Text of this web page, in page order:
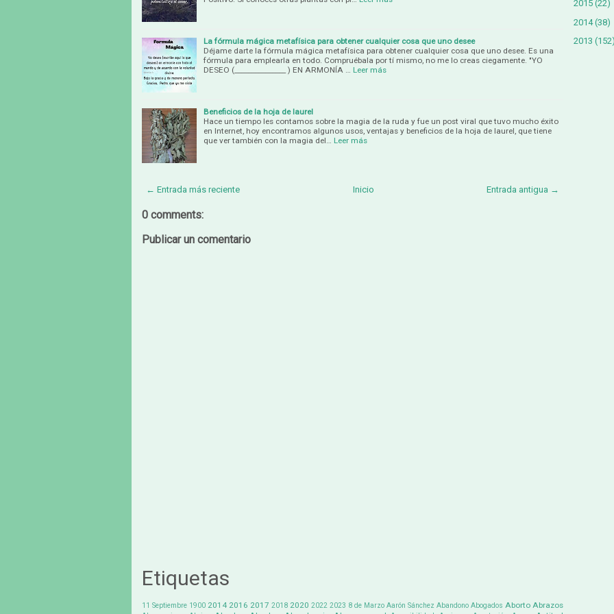
La fórmula mágica metafísica para obtener cualquier cosa que uno desee
Déjame darte la fórmula mágica metafísica para obtener cualquier cosa que uno desee. Es una
fórmula para emplearla en todo. Compruébala por tí mismo, no me lo creas ciegamente. "YO
DESEO (_______________ ) EN ARMONÍA … Leer más
Beneficios de la hoja de laurel
Hace un tiempo les contamos sobre la magia de la ruda y fue un post viral que tuvo mucho éxito
en Internet, hoy encontramos algunos usos, ventajas y beneficios de la hoja de laurel, que tiene
que ver también con la magia del… Leer más
← Entrada más reciente Entrada antigua →
Inicio
0 comments:
Publicar un comentario
Etiquetas
11 Septiembre 1900 2014 2016 2017 2018 2020 2022 2023 8 de Marzo Aarón Sánchez Abandono Abogados Aborto Abrazos
2015 (22)
2014 (38)
2013